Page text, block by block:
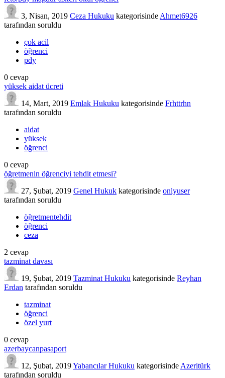
3, Nisan, 2019 Ceza Hukuku kategorisinde Ahmet6926
tarafından soruldu
çok acil
öğrenci
pdy
0 cevap
yüksek aidat ücreti
14, Mart, 2019 Emlak Hukuku kategorisinde Frhttrhn
tarafından soruldu
aidat
yüksek
öğrenci
0 cevap
öğretmenin öğrenciyi tehdit etmesi?
27, Şubat, 2019 Genel Hukuk kategorisinde onlyuser
tarafından soruldu
öğretmentehdit
öğrenci
ceza
2 cevap
tazminat davası
19, Şubat, 2019 Tazminat Hukuku kategorisinde Reyhan
Erdan tarafından soruldu
tazminat
öğrenci
özel yurt
0 cevap
azerbaycanpasaport
12, Şubat, 2019Yabancılar Hukuku kategorisinde Azeritürk
tarafından soruldu